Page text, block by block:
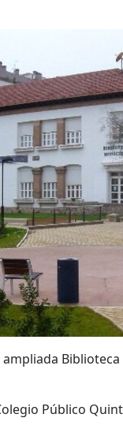
Público